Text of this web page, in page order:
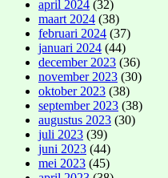
april 2024 (32)
maart 2024 (38)
februari 2024 (37)
januari 2024 (44)
december 2023 (36)
november 2023 (30)
oktober 2023 (38)
september 2023 (38)
augustus 2023 (30)
juli 2023 (39)
juni 2023 (44)
mei 2023 (45)